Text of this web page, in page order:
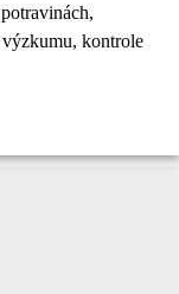
kontrole